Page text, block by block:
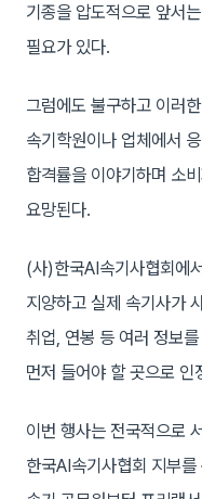
기종을 압도적으로 앞서
필요가 있다.
그럼에도 불구하고 이러
속기학원이나 업체에서
합격률을 이야기하며 소
요망된다.
(사)한국AI속기사협회에
지양하고 실제 속기사가
취업, 연봉 등 여러 정보
먼저 들어야 할 곳으로 인
이번 행사는 전국적으로
한국AI속기사협회 지부